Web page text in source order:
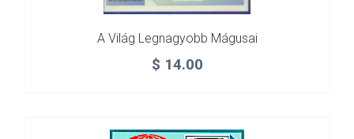
A Világ Legnagyobb Mágusai
$ 14.00